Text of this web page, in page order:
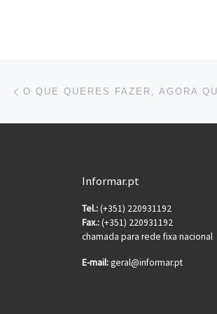
Post navigation
O QUE QUERES FAZER, AGORA
Informar.pt
Tel.:(+351) 220931192
Fax.:(+351) 220931192
chamada para rede fixa nacional
E-mail:geral@informar.pt